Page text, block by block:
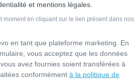
et mentions légales.
moment en cliquant sur le lien présent dans nos
en tant que plateforme marketing. En
vous acceptez que les données
avez fournies soient transférées à
conformément à la politique de